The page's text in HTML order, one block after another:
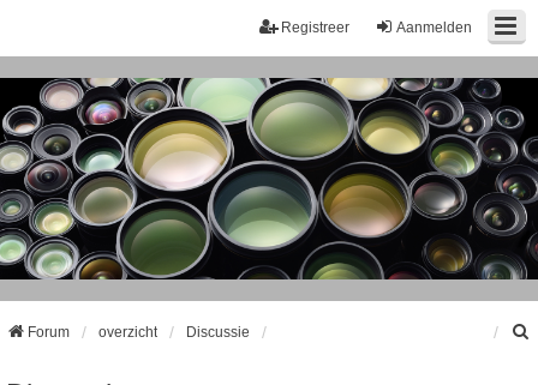
Aanmelden
Registreer
Forum overzicht Discussie